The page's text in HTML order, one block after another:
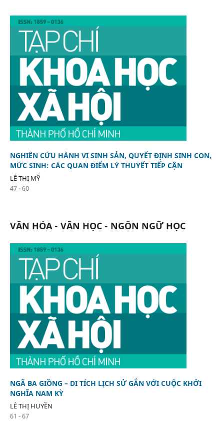
NGHIÊN CỨU HÀNH VI SINH SẢN, QUYẾT ĐỊNH SINH CON,
MỨC SINH: CÁC QUAN ĐIỂM LÝ THUYẾT TIẾP CẬN
LÊ THỊ MỸ
47 - 60
VĂN HÓA - VĂN HỌC - NGÔN NGỮ HỌC
NGÃ BA GIỒNG – DI TÍCH LỊCH SỬ GẮN VỚI CUỘC KHỞI
NGHĨA NAM KỲ
LÊ THỊ HUYỀN
61 - 67